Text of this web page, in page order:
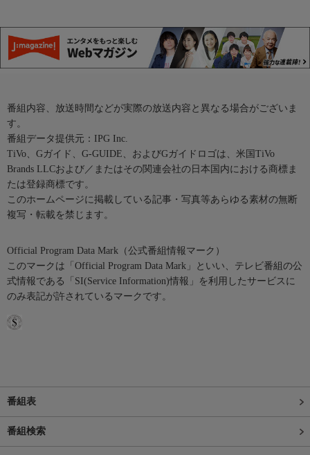
番組内容、放送時間などが実際の放送内容と異なる場合がございま
す。
番組データ提供元：IPG Inc.
TiVo、Gガイド、G-GUIDE、およびGガイドロゴは、米国TiVo
Brands LLCおよび／またはその関連会社の日本国内における商標ま
たは登録商標です。
このホームページに掲載している記事・写真等あらゆる素材の無断
複写・転載を禁じます。
Official Program Data Mark（公式番組情報マーク）
このマークは「Official Program Data Mark」といい、テレビ番組の公
式情報である「SI(Service Information)情報」を利用したサービスに
のみ表記が許されているマークです。
番組表
番組検索